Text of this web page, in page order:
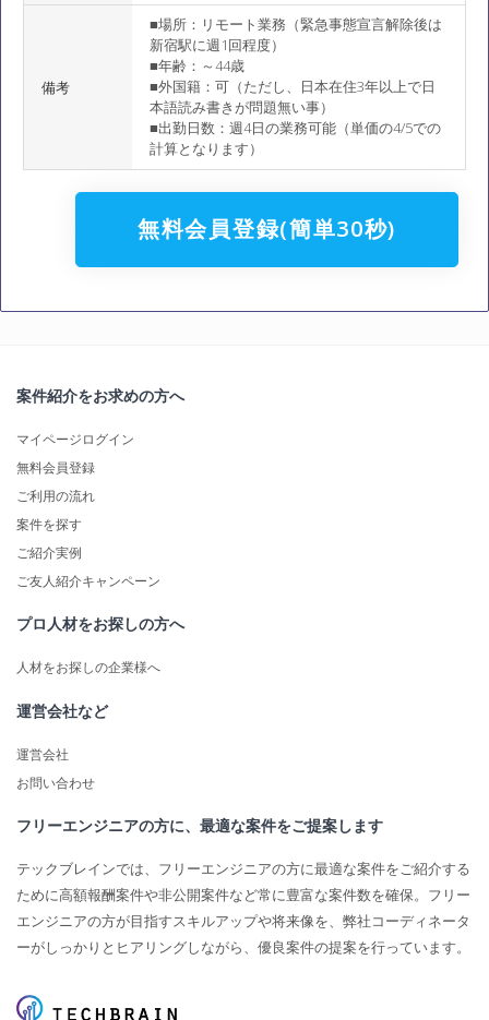
備考
■場所：リモート業務（緊急事態宣言解除後は
新宿駅に週1回程度）
■年齢：～44歳
■外国籍：可（ただし、日本在住3年以上で日
本語読み書きが問題無い事）
■出勤日数：週4日の業務可能（単価の4/5での
計算となります）
無料会員登録(簡単30秒)
案件紹介をお求めの方へ
マイページログイン
無料会員登録
ご利用の流れ
案件を探す
ご紹介実例
ご友人紹介キャンペーン
プロ人材をお探しの方へ
人材をお探しの企業様へ
運営会社など
運営会社
お問い合わせ
フリーエンジニアの方に、最適な案件をご提案します
テックブレインでは、フリーエンジニアの方に最適な案件をご紹介する
ために高額報酬案件や非公開案件など常に豊富な案件数を確保。フリー
エンジニアの方が目指すスキルアップや将来像を、弊社コーディネータ
ーがしっかりとヒアリングしながら、優良案件の提案を行っています。